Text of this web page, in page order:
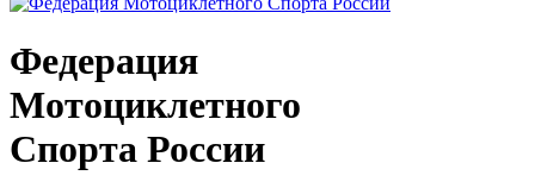
Федерация
Мотоциклетного
Спорта России